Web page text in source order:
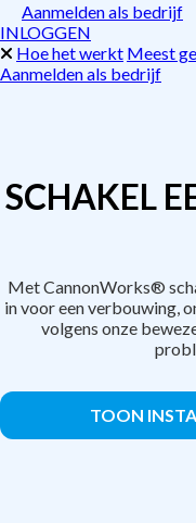
Aanmelden als bedrijf
INLOGGEN
Hoe het werkt Meest
Aanmelden als bedrijf
SCHAKEL
Met CannonWorks®
in voor een verbouwing,
volgens onze
TOON